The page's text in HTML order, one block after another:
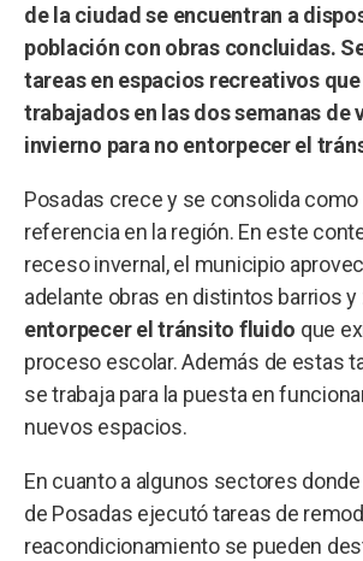
de la ciudad se encuentran a
población con obras concluidas.
tareas en espacios recreativos
trabajados en las dos semanas de
invierno para no entorpecer el
Posadas crece y se consolida como
referencia en la región. En este
receso invernal, el municipio
adelante obras en distintos barrios y
entorpecer el tránsito fluido que
proceso escolar. Además de estas
se trabaja para la puesta en
nuevos espacios.
En cuanto a algunos sectores
de Posadas ejecutó tareas de
reacondicionamiento se pueden